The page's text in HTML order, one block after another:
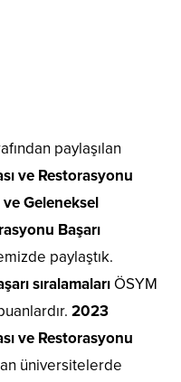
paylaşılan
ve Restorasyonu
ve Geleneksel
Başarı
paylaştık.
sıralamaları ÖSYM
2023
ve Restorasyonu
üniversitelerde